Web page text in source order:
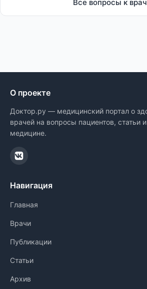
Все вопросы к
О проекте
Доктор.ру — медицинский портал о
врачей на вопросы пациентов, статьи
медицине.
Навигация
Главная
Врачи
Публикации
Статьи
Архив